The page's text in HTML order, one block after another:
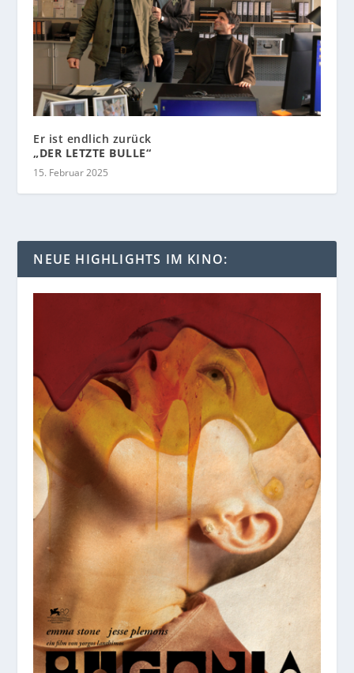
Er ist endlich zurück
„DER LETZTE BULLE“
15. Februar 2025
NEUE HIGHLIGHTS IM KINO: